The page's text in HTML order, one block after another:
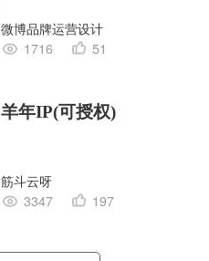
微博品牌运营设计
1716
51
羊年IP(可授权)
筋斗云呀
3347
197